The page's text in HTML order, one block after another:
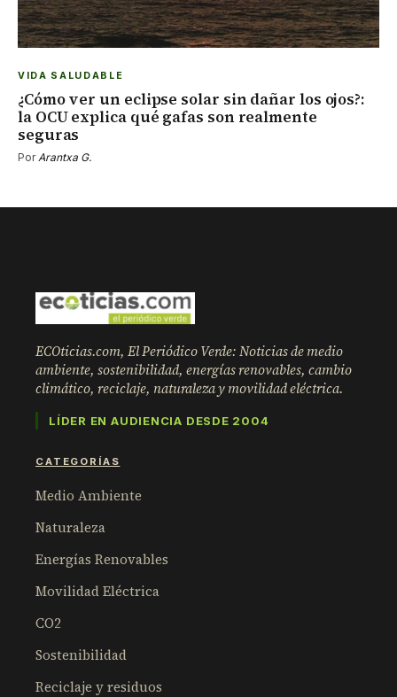
VIDA SALUDABLE
¿Cómo ver un eclipse solar sin dañar los ojos?:
la OCU explica qué gafas son realmente
seguras
Por Arantxa G.
ECOticias.com, El Periódico Verde: Noticias de medio
ambiente, sostenibilidad, energías renovables, cambio
climático, reciclaje, naturaleza y movilidad eléctrica.
LÍDER EN AUDIENCIA DESDE 2004
CATEGORÍAS
Medio Ambiente
Naturaleza
Energías Renovables
Movilidad Eléctrica
CO2
Sostenibilidad
Reciclaje y residuos